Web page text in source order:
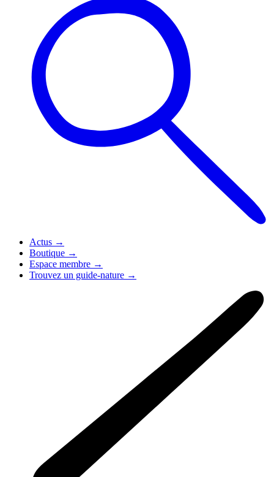
Actus →
Boutique →
Espace membre →
Trouvez un guide-nature →